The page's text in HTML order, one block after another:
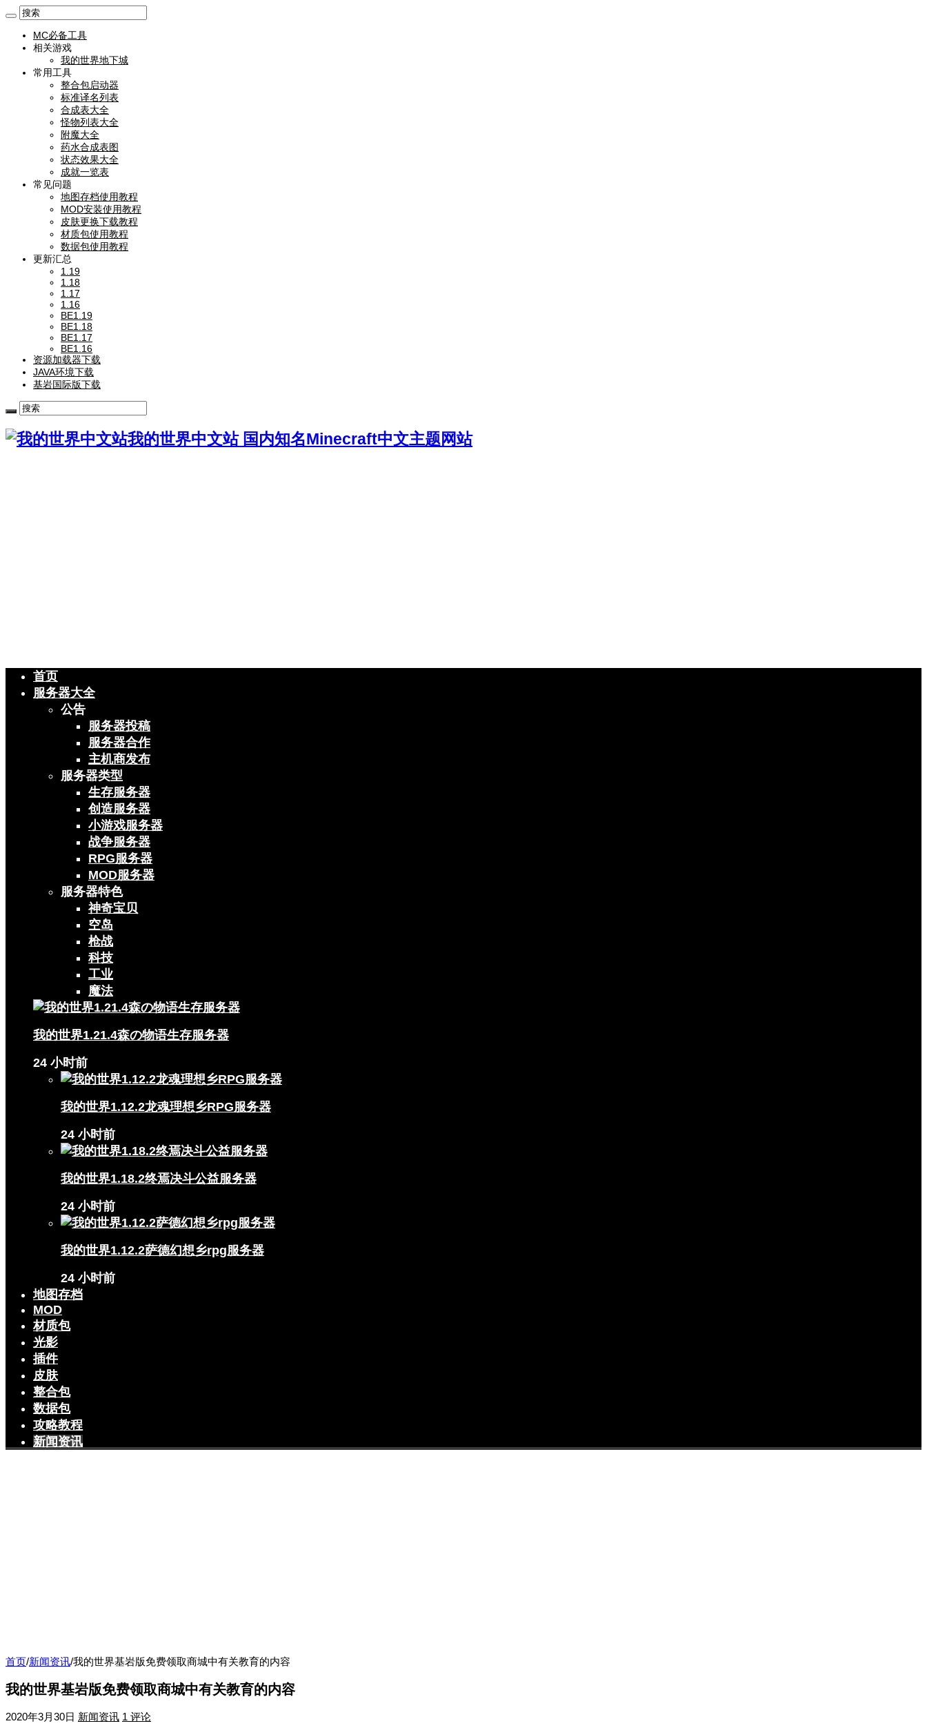
MC必备工具
相关游戏
我的世界地下城
常用工具
整合包启动器
标准译名列表
合成表大全
怪物列表大全
附魔大全
药水合成表图
状态效果大全
成就一览表
常见问题
地图存档使用教程
MOD安装使用教程
皮肤更换下载教程
材质包使用教程
数据包使用教程
更新汇总
1.19
1.18
1.17
1.16
BE1.19
BE1.18
BE1.17
BE1.16
资源加载器下载
JAVA环境下载
基岩国际版下载
我的世界中文站 国内知名Minecraft中文主题网站
首页
服务器大全
公告
服务器投稿
服务器合作
主机商发布
服务器类型
生存服务器
创造服务器
小游戏服务器
战争服务器
RPG服务器
MOD服务器
服务器特色
神奇宝贝
空岛
枪战
科技
工业
魔法
我的世界1.21.4森の物语生存服务器
24 小时前
我的世界1.12.2龙魂理想乡RPG服务器
24 小时前
我的世界1.18.2终焉决斗公益服务器
24 小时前
我的世界1.12.2萨德幻想乡rpg服务器
24 小时前
地图存档
MOD
材质包
光影
插件
皮肤
整合包
数据包
攻略教程
新闻资讯
首页/新闻资讯/我的世界基岩版免费领取商城中有关教育的内容
我的世界基岩版免费领取商城中有关教育的内容
2020年3月30日 新闻资讯 1 评论